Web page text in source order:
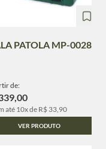
PATOLA MP-0028
de:
até 10x de R$ 33,90
VER PRODUTO